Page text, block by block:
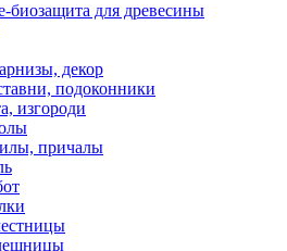
биозащита для древесины
декор
подоконники
изгороди
причалы